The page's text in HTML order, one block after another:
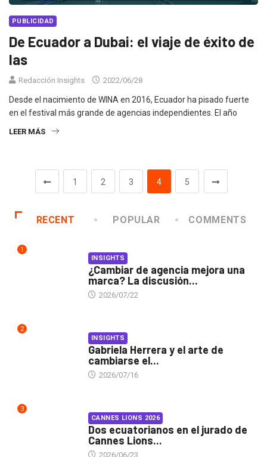
PUBLICIDAD
De Ecuador a Dubai: el viaje de éxito de
las
Redacción Insights 2022/06/28
Desde el nacimiento de WINA en 2016, Ecuador ha pisado fuerte
en el festival más grande de agencias independientes. El año
LEER MÁS
1 2 3 4 5
RECENT POPULAR COMMENTS
1
INSIGHTS
¿Cambiar de agencia mejora una
marca? La discusión...
2026/07/22
2
INSIGHTS
Gabriela Herrera y el arte de
cambiarse el...
2026/07/16
3
CANNES LIONS 2026
Dos ecuatorianos en el jurado de
Cannes Lions...
2026/06/23